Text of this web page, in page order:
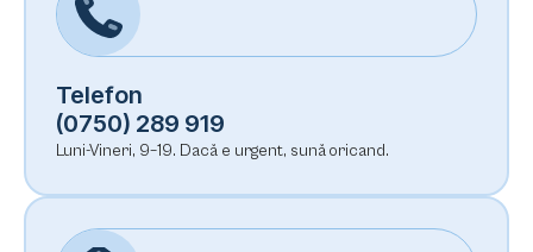
Telefon
(0750) 289 919
Luni-Vineri, 9–19. Dacă e urgent, sună oricand.